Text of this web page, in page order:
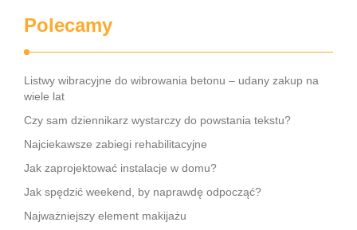
Polecamy
Listwy wibracyjne do wibrowania betonu – udany zakup na
wiele lat
Czy sam dziennikarz wystarczy do powstania tekstu?
Najciekawsze zabiegi rehabilitacyjne
Jak zaprojektować instalacje w domu?
Jak spędzić weekend, by naprawdę odpocząć?
Najważniejszy element makijażu